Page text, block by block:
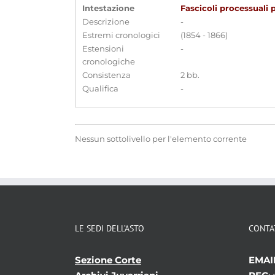
Intestazione
Fascicoli processuali
Descrizione
-
Estremi cronologici
(1854 - 1866)
Estensioni
cronologiche
-
Consistenza
2 bb.
Qualifica
-
Nessun sottolivello per l'elemento corrente
LE SEDI DELL’ASTO
Sezione Corte